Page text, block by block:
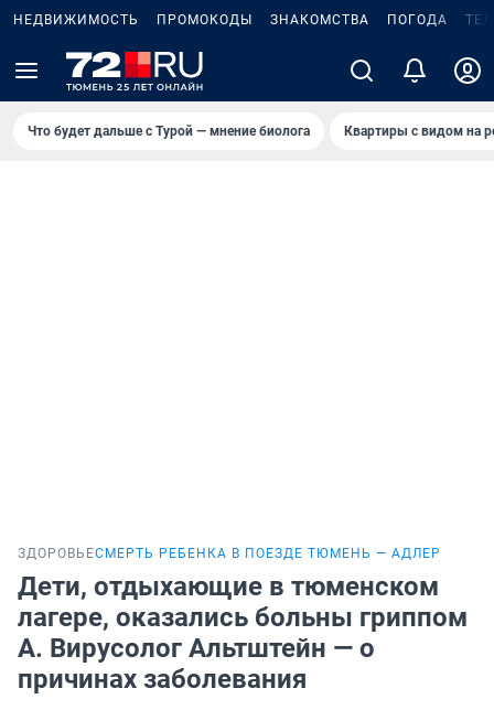
НЕДВИЖИМОСТЬ ПРОМОКОДЫ ЗНАКОМСТВА ПОГОДА
Что будет дальше с Турой — мнение биолога Квартиры с видом на
ЗДОРОВЬЕСМЕРТЬ РЕБЕНКА В ПОЕЗДЕ ТЮМЕНЬ — АДЛЕР
Дети, отдыхающие в тюменском
лагере, оказались больны гриппом
А. Вирусолог Альтштейн — о
причинах заболевания